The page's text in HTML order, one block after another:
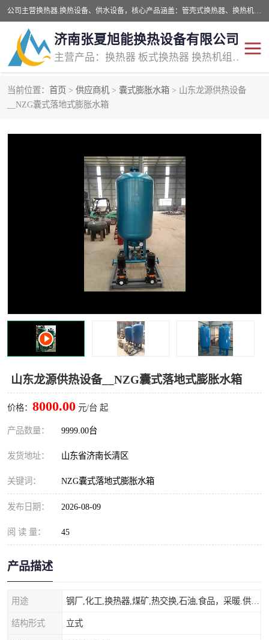
公司主营换热器.换热设备、供水设备，核心产品涵盖：管壳式换热器、换热机组、不锈钢组合式水箱、水处理设备等，提供非标设备集生产、销售、安装一体化服务，可满足全国酒店、学校、医院、商业综合体、工业项目等多场景换热与供水需求。
济南张夏旭能换热设备有限公司
主营产品：换热器 板式换热器 换热机组 供水设备 水处理设备
当前位置： 首页 > 供应商机 > 囊式膨胀水箱 > 山东龙源供热设备
__NZG囊式落地式膨胀水箱
山东龙源供热设备__NZG囊式落地式膨胀水箱
价格： 8000.00 元/台 起
产品数量： 9999.00台
发货地址： 山东省济南长清区
关键词： NZG囊式落地式膨胀水箱
发布日期： 2026-08-09
阅 读 量： 45
产品描述
用途
结构形式 立式
管壳式换热器
汽水换热机组 板式换热设备
定压补水装置
水处理器设备
锅炉辅机设备